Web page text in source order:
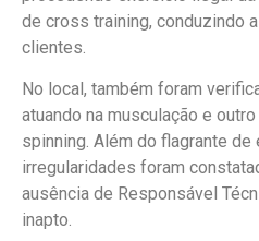
de cross training, conduzindo
clientes.
No local, também foram
atuando na musculação e
spinning. Além do flagrante
irregularidades foram
ausência de Responsável
inapto.